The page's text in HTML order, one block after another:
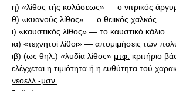
η) «λίθος τής κολάσεως» — ο νιτρικός
θ) «κυανούς λίθος» — ο θειικός χαλκός
ι) «καυστικός λίθος» — το καυστικό κάλιο
ια) «τεχνητοί λίθοι» — απομιμήσεις τών
ιβ) (ως θηλ.) «λυδία λίθος» μτφ. κριτήριο
ελέγχεται η τιμιότητα ή η ευθύτητα τού
νεοελλ.-μσν.